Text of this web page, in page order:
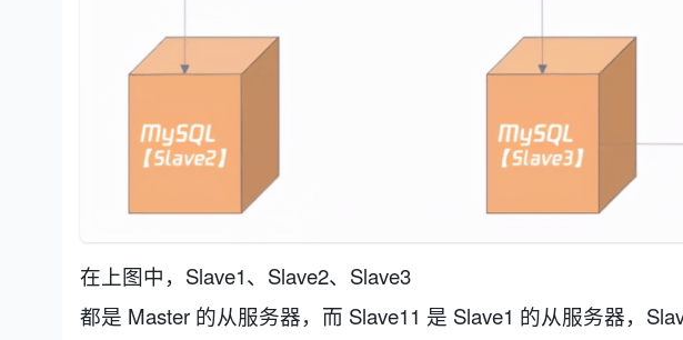
在上图中，Slave1、Slave2、Slave3
都是 Master 的从服务器，而 Slave11 是 Slave1 的从服务器，